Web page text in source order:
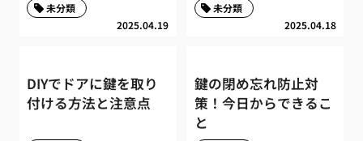
2025.04.19
未分類
2025.04.18
未分類
DIYでドアに鍵を取り
付ける方法と注意点
鍵の閉め忘れ防止対
策！今日からできるこ
と